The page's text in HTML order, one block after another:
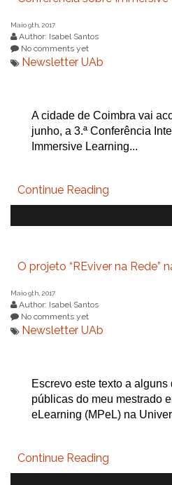
Maio 9th, 2017
Author: Isabel Santos
No comments yet
Newsletter UAb
A cidade de Coimbra vai
junho, a 3.ª Conferência
Immersive Learning...
Continue Reading
O projeto “REviver na Rede”
Maio 9th, 2017
Author: Isabel Santos
No comments yet
Newsletter UAb
Escrevo este texto a
públicas do meu mestrado
eLearning (MPeL) na
Continue Reading